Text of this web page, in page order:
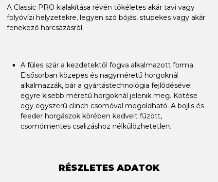
A Classic PRO kialakítása révén tökéletes akár tavi vagy
folyóvízi helyzetekre, legyen szó bójás, stupekes vagy akár
fenekező harcsázásról.
A füles szár a kezdetektől fogva alkalmazott forma.
Elsősorban közepes és nagyméretű horgoknál
alkalmazzák, bár a gyártástechnológia fejlődésével
egyre kisebb méretű horgoknál jelenik meg. Kötése
egy egyszerű clinch csomóval megoldható. A bojlis és
feeder horgászok körében kedvelt fűzött,
csomómentes csalizáshoz nélkülözhetetlen.
RÉSZLETES ADATOK